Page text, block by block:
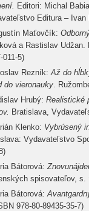
Editori: Michal
Editura – Ivan
Maťovčík:
a Rastislav
011-5)
Rezník:Až do
do vieronauky.
Hrubý: Realistické
Bratislava,
Klenko: Vybrúsený
Vydavateľstvo
Bátorová:
spisovateľov, s.
Bátorová:
978-80-89435-35-7)